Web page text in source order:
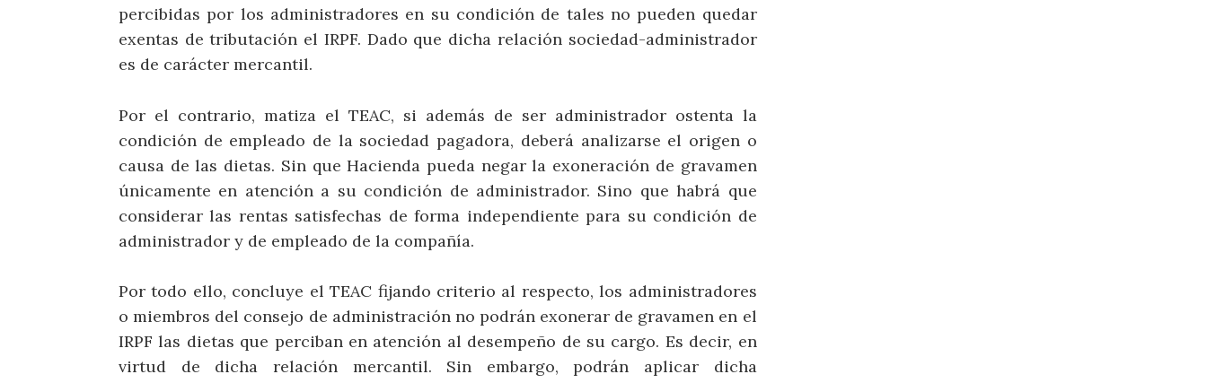
percibidas por los administradores en su condición de tales no pueden quedar
exentas de tributación el IRPF. Dado que dicha relación sociedad-administrador
es de carácter mercantil.
Por el contrario, matiza el TEAC, si además de ser administrador ostenta la
condición de empleado de la sociedad pagadora, deberá analizarse el origen o
causa de las dietas. Sin que Hacienda pueda negar la exoneración de gravamen
únicamente en atención a su condición de administrador. Sino que habrá que
considerar las rentas satisfechas de forma independiente para su condición de
administrador y de empleado de la compañía.
Por todo ello, concluye el TEAC fijando criterio al respecto, los administradores
o miembros del consejo de administración no podrán exonerar de gravamen en el
IRPF las dietas que perciban en atención al desempeño de su cargo. Es decir, en
virtud de dicha relación mercantil. Sin embargo, podrán aplicar dicha